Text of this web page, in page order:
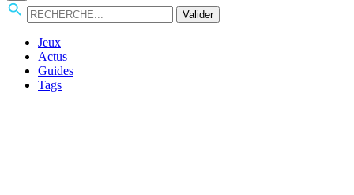
Valider
Jeux
Actus
Guides
Tags